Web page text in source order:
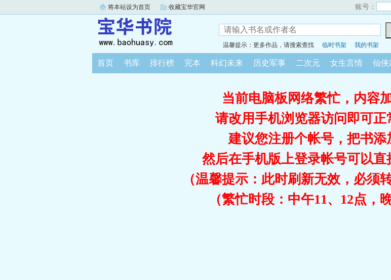
将本站设为首页 收藏宝华官网 账号：
温馨提示：更多作品，请搜索查找 临时书架 我的书架
首页 书库 排行榜 完本 科幻未来 历史军事 二次元 女生言情 仙侠
当前电脑板网络繁忙，内
请改用手机浏览器访问即可
建议您注册个帐号，把书添
然后在手机版上登录帐号可以
（温馨提示：此时刷新无效，必须
（繁忙时段：中午11、12点，